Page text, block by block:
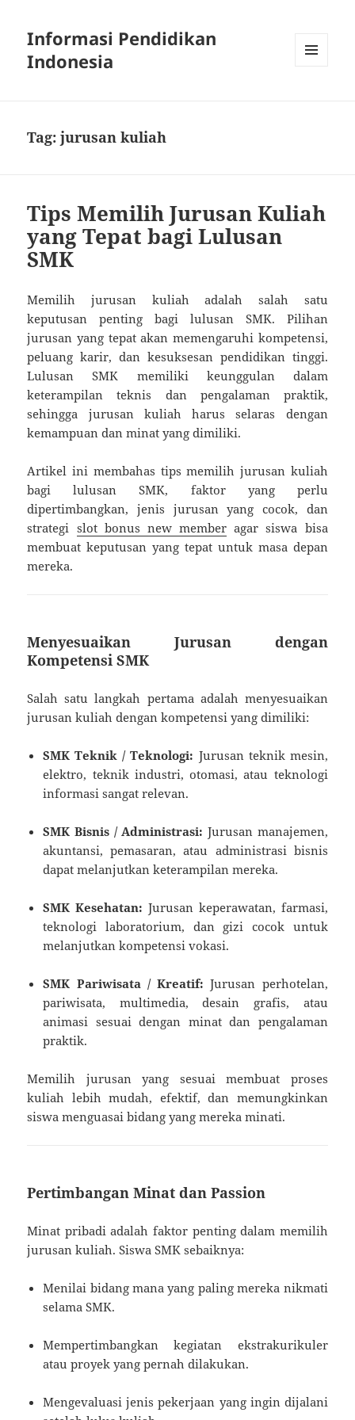
Informasi Pendidikan
Indonesia
Tag:jurusan kuliah
Tips Memilih Jurusan Kuliah
yang Tepat bagi Lulusan
SMK
Memilih jurusan kuliah adalah salah satu
keputusan penting bagi lulusan SMK. Pilihan
jurusan yang tepat akan memengaruhi kompetensi,
peluang karir, dan kesuksesan pendidikan tinggi.
Lulusan SMK memiliki keunggulan dalam
keterampilan teknis dan pengalaman praktik,
sehingga jurusan kuliah harus selaras dengan
kemampuan dan minat yang dimiliki.
Artikel ini membahas tips memilih jurusan kuliah
bagi lulusan SMK, faktor yang perlu
dipertimbangkan, jenis jurusan yang cocok, dan
strategi slot bonus new member agar siswa bisa
membuat keputusan yang tepat untuk masa depan
mereka.
Menyesuaikan Jurusan dengan
Kompetensi SMK
Salah satu langkah pertama adalah menyesuaikan
jurusan kuliah dengan kompetensi yang dimiliki:
SMK Teknik / Teknologi: Jurusan teknik mesin,
elektro, teknik industri, otomasi, atau teknologi
informasi sangat relevan.
SMK Bisnis / Administrasi: Jurusan manajemen,
akuntansi, pemasaran, atau administrasi bisnis
dapat melanjutkan keterampilan mereka.
SMK Kesehatan: Jurusan keperawatan, farmasi,
teknologi laboratorium, dan gizi cocok untuk
melanjutkan kompetensi vokasi.
SMK Pariwisata / Kreatif: Jurusan perhotelan,
pariwisata, multimedia, desain grafis, atau
animasi sesuai dengan minat dan pengalaman
praktik.
Memilih jurusan yang sesuai membuat proses
kuliah lebih mudah, efektif, dan memungkinkan
siswa menguasai bidang yang mereka minati.
Pertimbangan Minat dan Passion
Minat pribadi adalah faktor penting dalam memilih
jurusan kuliah. Siswa SMK sebaiknya:
Menilai bidang mana yang paling mereka nikmati
selama SMK.
Mempertimbangkan kegiatan ekstrakurikuler
atau proyek yang pernah dilakukan.
Mengevaluasi jenis pekerjaan yang ingin dijalani